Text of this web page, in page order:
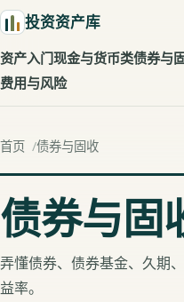
投资资产库
资产入门现金与货币类债券与
费用与风险
首页 债券与固收
债券与固
弄懂债券、债券基金、久期
益率。